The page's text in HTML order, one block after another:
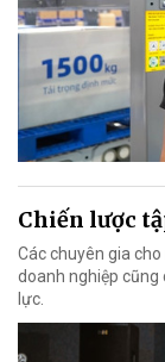
Chiến lược
Các chuyên gia
doanh nghiệp
lực.